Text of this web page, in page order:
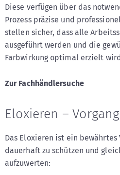
Diese verfügen über das
Prozess präzise und
stellen sicher, dass alle
ausgeführt werden und die
Farbwirkung optimal erzielt
Zur Fachhändlersuche
Eloxieren –
Das Eloxieren ist ein
dauerhaft zu schützen und
aufzuwerten: